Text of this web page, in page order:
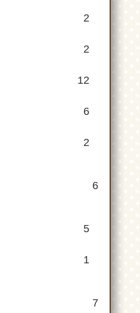
2
2
12
6
2
6
5
1
7